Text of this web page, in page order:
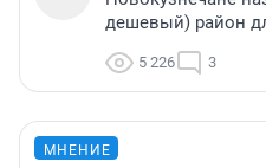
дешевый) район
5 226 3
МНЕНИЕ